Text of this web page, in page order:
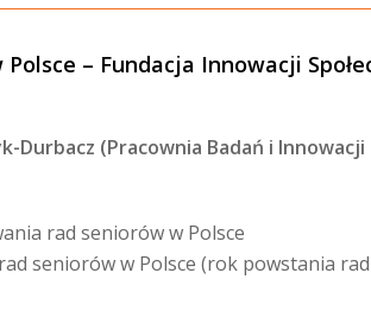
– Fundacja Innowacji
Durbacz (Pracownia Badań i Innowacji
rad seniorów w Polsce
seniorów w Polsce (rok powstania